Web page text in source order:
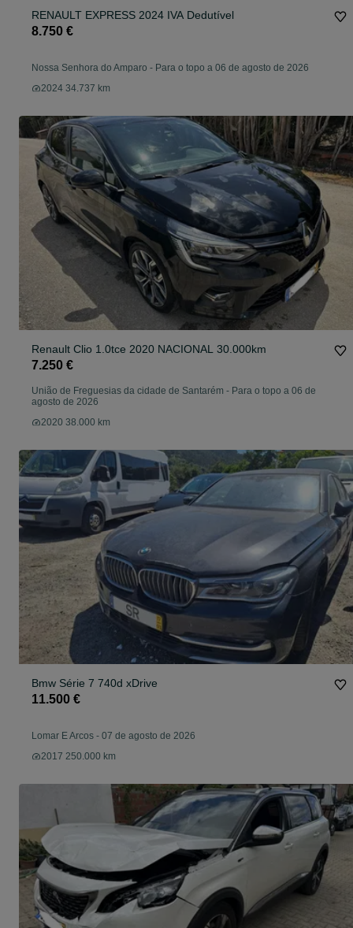
RENAULT EXPRESS 2024 IVA Dedutível
8.750 €
Nossa Senhora do Amparo - Para o topo a 06 de agosto de 2026
2024 34.737 km
Renault Clio 1.0tce 2020 NACIONAL 30.000km
7.250 €
União de Freguesias da cidade de Santarém - Para o topo a 06 de
agosto de 2026
2020 38.000 km
Bmw Série 7 740d xDrive
11.500 €
Lomar E Arcos - 07 de agosto de 2026
2017 250.000 km